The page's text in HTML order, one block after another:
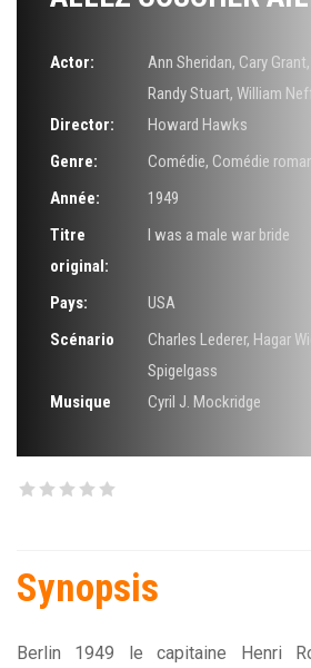
Actor: Ann Sheridan, Cary Grant,
Randy Stuart, William
Director:
Howard Hawks
Genre:
Comédie, Comédie
Année:
1949
Titre
original:
I was a male war bride
Pays:
USA
Scénario
Charles Lederer, Hagar
Spigelgass
Musique
Cyril J. Mockridge
Synopsis
Berlin 1949 le capitaine Henri